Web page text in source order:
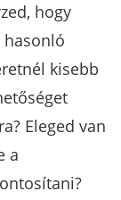
hogy
hasonló
kisebb
Eleged van
a